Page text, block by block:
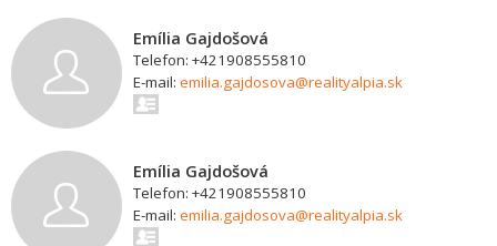
Emília Gajdošová
Telefon: +421908555810
E-mail: emilia.gajdosova@realityalpia.sk
Emília Gajdošová
Telefon: +421908555810
E-mail: emilia.gajdosova@realityalpia.sk